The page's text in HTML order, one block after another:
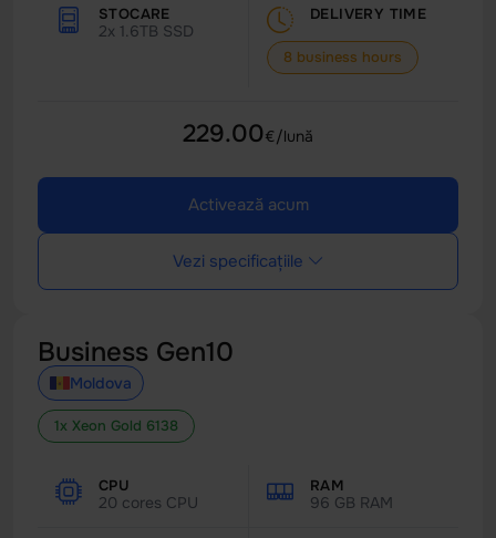
STOCARE
2x 1.6TB SSD
DELIVERY TIME
8 business hours
229.00€/lună
Activează acum
Vezi specificațiile
Business Gen10
Moldova
1x Xeon Gold 6138
CPU
20 cores CPU
RAM
96 GB RAM